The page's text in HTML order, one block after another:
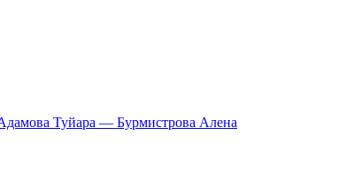
Туйара — Бурмистрова Алена